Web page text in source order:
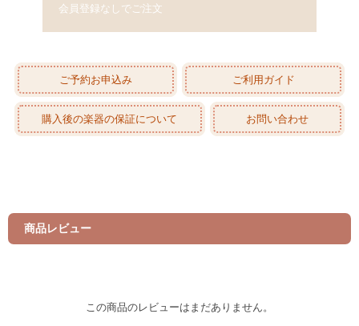
会員登録なしでご注文
ご予約お申込み ご利用ガイド
購入後の楽器の保証について お問い合わせ
商品レビュー
この商品のレビューはまだありません。